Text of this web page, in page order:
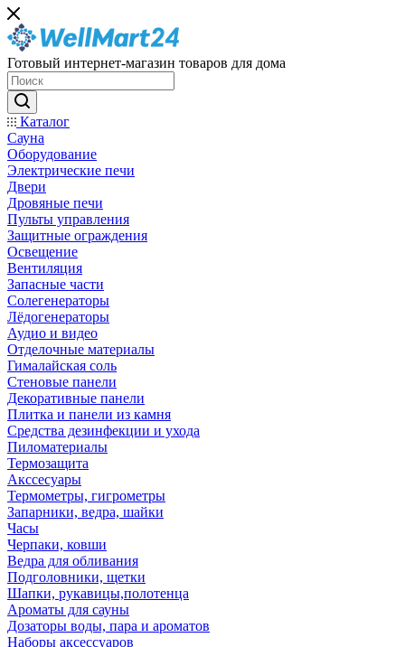
Готовый интернет-магазин товаров для дома
Каталог
Сауна
Оборудование
Электрические печи
Двери
Дровяные печи
Пульты управления
Защитные ограждения
Освещение
Вентиляция
Запасные части
Солегенераторы
Лёдогенераторы
Аудио и видео
Отделочные материалы
Гималайская соль
Стеновые панели
Декоративные панели
Плитка и панели из камня
Средства дезинфекции и ухода
Пиломатериалы
Термозащита
Аксcесуары
Термометры, гигрометры
Запарники, ведра, шайки
Часы
Черпаки, ковши
Ведра для обливания
Подголовники, щетки
Шапки, рукавицы,полотенца
Ароматы для сауны
Дозаторы воды, пара и ароматов
Наборы аксессуаров